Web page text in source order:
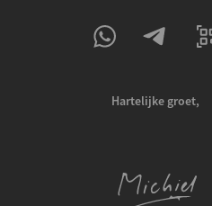
Hartelijke groet,